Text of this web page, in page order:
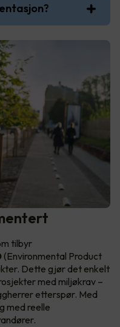
tilbyr
(Environmental Product
Dette gjør det enkelt
med miljøkrav –
etterspør. Med
med reelle